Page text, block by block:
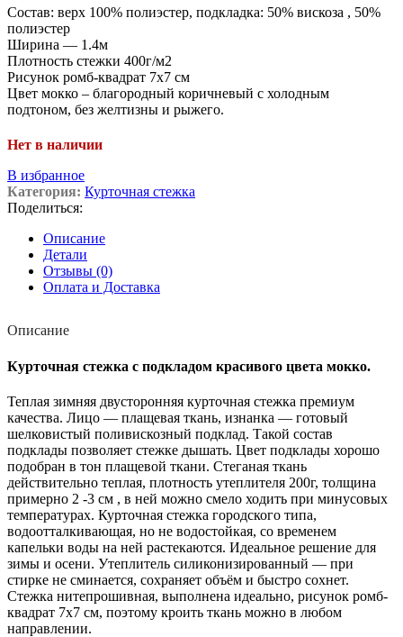
Состав: верх 100% полиэстер, подкладка: 50% вискоза , 50%
полиэстер
Ширина — 1.4м
Плотность стежки 400г/м2
Рисунок ромб-квадрат 7х7 см
Цвет мокко – благородный коричневый с холодным
подтоном, без желтизны и рыжего.
Нет в наличии
В избранное
Категория: Курточная стежка
Поделиться:
Описание
Детали
Отзывы (0)
Оплата и Доставка
Описание
Курточная стежка с подкладом красивого цвета мокко.
Теплая зимняя двусторонняя курточная стежка премиум
качества. Лицо — плащевая ткань, изнанка — готовый
шелковистый поливискозный подклад. Такой состав
подклады позволяет стежке дышать. Цвет подклады хорошо
подобран в тон плащевой ткани. Стеганая ткань
действительно теплая, плотность утеплителя 200г, толщина
примерно 2 -3 см , в ней можно смело ходить при минусовых
температурах. Курточная стежка городского типа,
водоотталкивающая, но не водостойкая, со временем
капельки воды на ней растекаются. Идеальное решение для
зимы и осени. Утеплитель силиконизированный — при
стирке не сминается, сохраняет объём и быстро сохнет.
Стежка нитепрошивная, выполнена идеально, рисунок ромб-
квадрат 7х7 см, поэтому кроить ткань можно в любом
направлении.